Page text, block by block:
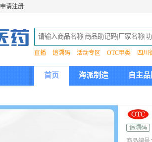
申请注册
直播 追溯码 活动专区 OTC甲类 四川
首页 海派制造 自主
追溯码